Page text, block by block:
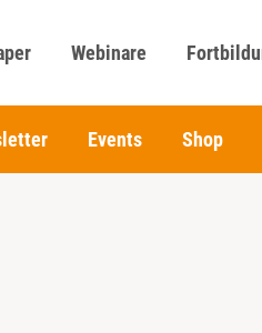
Webinare
Events Shop